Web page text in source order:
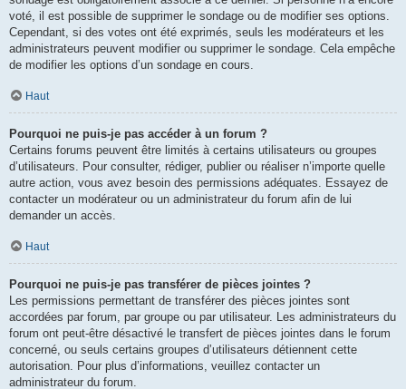
voté, il est possible de supprimer le sondage ou de modifier ses options.
Cependant, si des votes ont été exprimés, seuls les modérateurs et les
administrateurs peuvent modifier ou supprimer le sondage. Cela empêche
de modifier les options d’un sondage en cours.
Haut
Pourquoi ne puis-je pas accéder à un forum ?
Certains forums peuvent être limités à certains utilisateurs ou groupes
d’utilisateurs. Pour consulter, rédiger, publier ou réaliser n’importe quelle
autre action, vous avez besoin des permissions adéquates. Essayez de
contacter un modérateur ou un administrateur du forum afin de lui
demander un accès.
Haut
Pourquoi ne puis-je pas transférer de pièces jointes ?
Les permissions permettant de transférer des pièces jointes sont
accordées par forum, par groupe ou par utilisateur. Les administrateurs du
forum ont peut-être désactivé le transfert de pièces jointes dans le forum
concerné, ou seuls certains groupes d’utilisateurs détiennent cette
autorisation. Pour plus d’informations, veuillez contacter un
administrateur du forum.